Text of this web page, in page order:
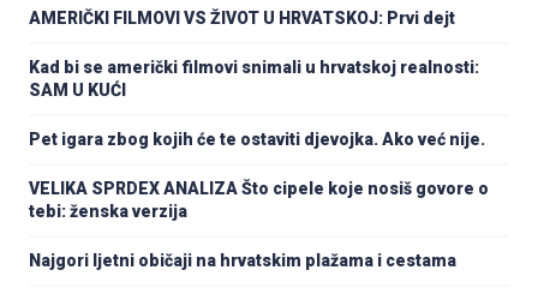
AMERIČKI FILMOVI VS ŽIVOT U HRVATSKOJ: Prvi dejt
Kad bi se američki filmovi snimali u hrvatskoj realnosti:
SAM U KUĆI
Pet igara zbog kojih će te ostaviti djevojka. Ako već nije.
VELIKA SPRDEX ANALIZA Što cipele koje nosiš govore o
tebi: ženska verzija
Najgori ljetni običaji na hrvatskim plažama i cestama